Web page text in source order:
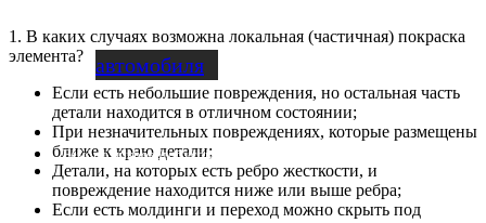
автомобиля
Ремонт микроавтобусов
1. В каких случаях возможна локальная (частичная) покраска
элемента?
Если есть небольшие повреждения, но остальная часть
детали находится в отличном состоянии;
При незначительных повреждениях, которые размещены
ближе к краю детали;
Детали, на которых есть ребро жесткости, и
повреждение находится ниже или выше ребра;
Если есть молдинги и переход можно скрыть под